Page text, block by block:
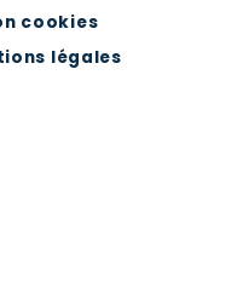
cookies
légales